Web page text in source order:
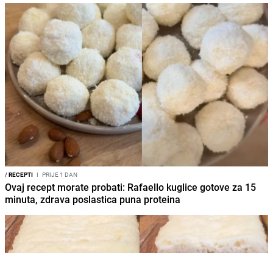
/RECEPTI I PRIJE 1 DAN
Ovaj recept morate probati: Rafaello kuglice gotove za 15
minuta, zdrava poslastica puna proteina